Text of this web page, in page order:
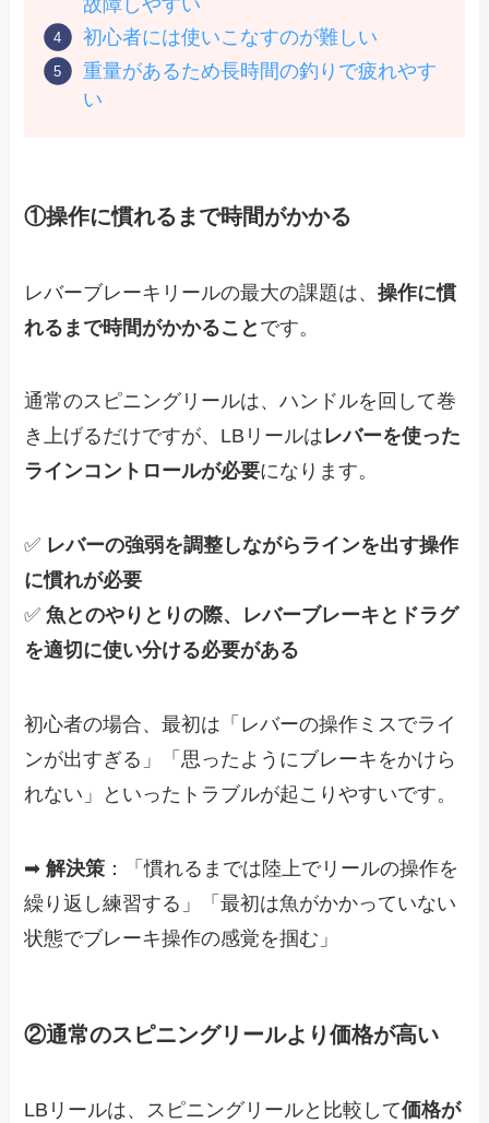
初心者には使いこなすのが難しい
重量があるため長時間の釣りで疲れやす
い
①操作に慣れるまで時間がかかる
レバーブレーキリールの最大の課題は、操作に慣
れるまで時間がかかること です。
通常のスピニングリールは、ハンドルを回して巻
き上げるだけですが、LBリールはレバーを使った
ラインコントロールが必要になります。
✅ レバーの強弱を調整しながらラインを出す操作
に慣れが必要
✅魚とのやりとりの際、レバーブレーキとドラグ
を適切に使い分ける必要がある
初心者の場合、最初は「レバーの操作ミスでライ
ンが出すぎる」「思ったようにブレーキをかけら
れない」といったトラブルが起こりやすいです。
➡解決策 ：「慣れるまでは陸上でリールの操作を
繰り返し練習する」「最初は魚がかかっていない
状態でブレーキ操作の感覚を掴む」
②通常のスピニングリールより価格が高い
LBリールは、スピニングリールと比較して価格が